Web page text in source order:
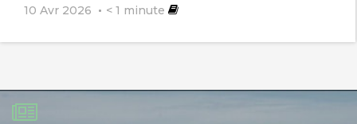
10 Avr 2026 < 1 minute